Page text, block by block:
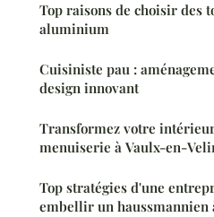
Top raisons de choisir des
aluminium
Cuisiniste pau :
design innovant
Transformez votre
menuiserie à Vaulx-en-
Top stratégies d'une
embellir un haussmannien